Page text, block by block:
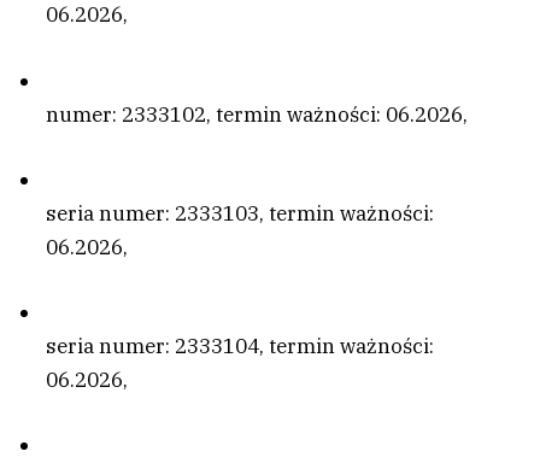
06.2026,
numer: 2333102, termin ważności: 06.2026,
seria numer: 2333103, termin ważności:
06.2026,
seria numer: 2333104, termin ważności:
06.2026,